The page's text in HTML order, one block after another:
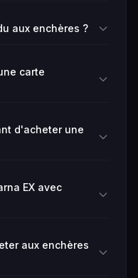
aux enchères ?
carte
d'acheter une
EX avec
aux enchères